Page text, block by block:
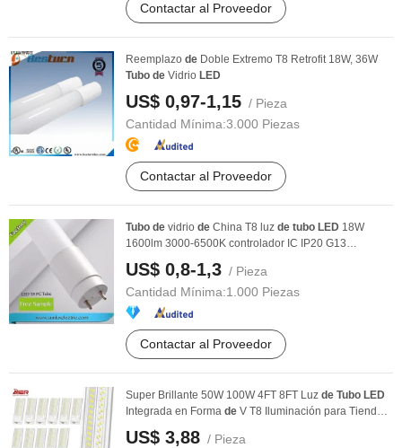
Contactar al Proveedor
Reemplazo de Doble Extremo T8 Retrofit 18W, 36W
Tubo de Vidrio LED
US$ 0,97-1,15 / Pieza
Cantidad Mínima:3.000 Piezas
Contactar al Proveedor
Tubo de vidrio de China T8 luz de tubo LED 18W
1600lm 3000-6500K controlador IC IP20 G13
de
US$ 0,8-1,3 / Pieza
Cantidad Mínima:1.000 Piezas
Contactar al Proveedor
Super Brillante 50W 100W 4FT 8FT Luz de Tubo LED
Integrada en Forma de V T8 Iluminación para Tiendas
US$ 3,88 / Pieza